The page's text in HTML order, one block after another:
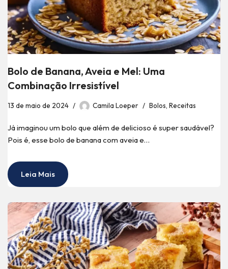
Bolo de Banana, Aveia e Mel: Uma
Combinação Irresistível
13 de maio de 2024 Camila Loeper Bolos, Receitas
Já imaginou um bolo que além de delicioso é super saudável?
Pois é, esse bolo de banana com aveia e…
Leia Mais